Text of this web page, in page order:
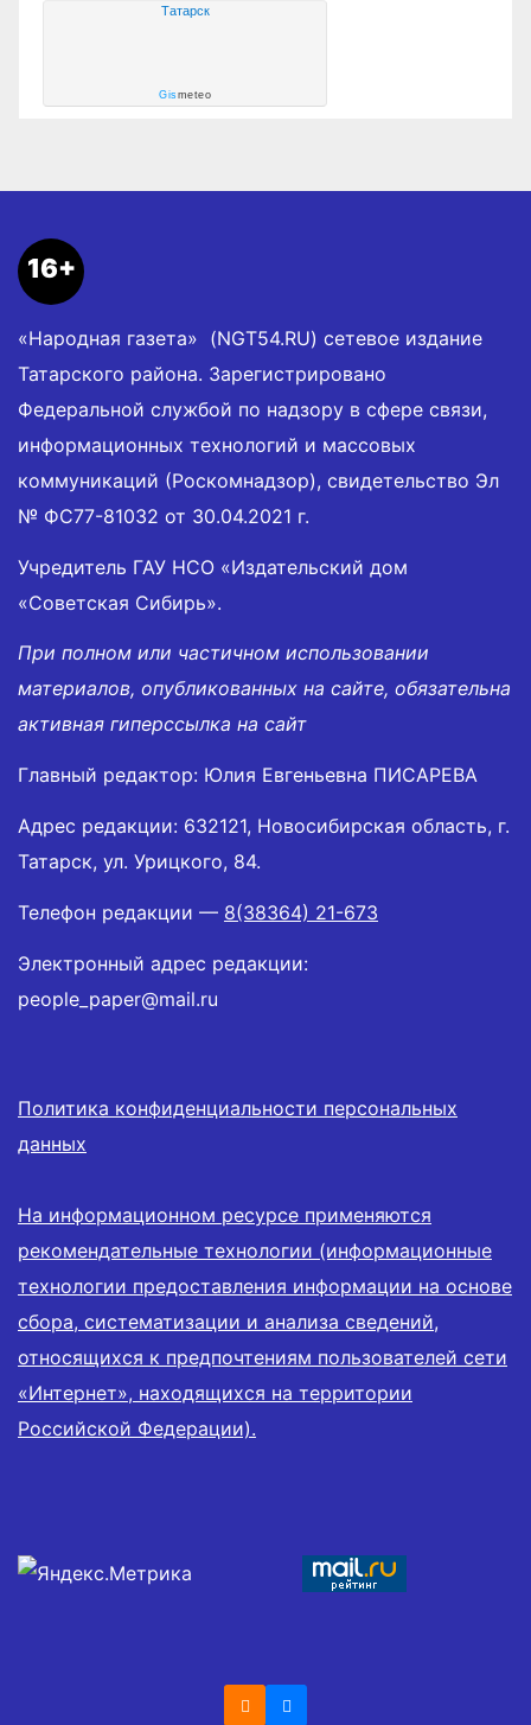
Татарск
Gismeteo
16+
«Народная газета» (NGT54.RU) сетевое издание
Татарского района. Зарегистрировано
Федеральной службой по надзору в сфере связи,
информационных технологий и массовых
коммуникаций (Роскомнадзор), свидетельство Эл
№ ФС77-81032 от 30.04.2021 г.
Учредитель ГАУ НСО «Издательский дом
«Советская Сибирь».
При полном или частичном использовании
материалов, опубликованных на сайте, обязательна
активная гиперссылка на сайт
Главный редактор: Юлия Евгеньевна ПИСАРЕВА
Адрес редакции: 632121, Новосибирская область, г.
Татарск, ул. Урицкого, 84.
Телефон редакции — 8(38364) 21-673
Электронный адрес редакции:
people_paper@mail.ru
Политика конфиденциальности персональных
данных
На информационном ресурсе применяются
рекомендательные технологии (информационные
технологии предоставления информации на основе
сбора, систематизации и анализа сведений,
относящихся к предпочтениям пользователей сети
«Интернет», находящихся на территории
Российской Федерации).